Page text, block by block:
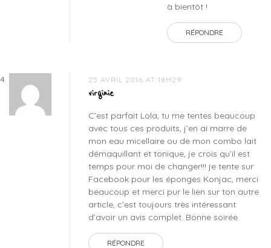
à bientôt !
RÉPONDRE
25 AVRIL 2016 AT 18H29
virginie
C’est parfait Lola, tu me tentes beaucoup
avec tous ces produits, j’en ai marre de
mon eau micellaire ou de mon combo lait
démaquillant et tonique, je crois qu’il est
temps pour moi de changer!!! je tente sur
Facebook pour les éponges Konjac, merci
beaucoup et merci pur le lien sur ton autre
article, c’est toujours très intéressant
d’avoir un avis complet. Bonne soirée.
RÉPONDRE